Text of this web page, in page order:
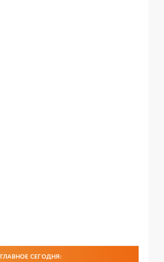
ГЛАВНОЕ СЕГОДНЯ: